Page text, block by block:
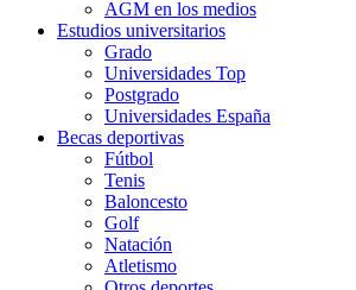
AGM en los medios
Estudios universitarios
Grado
Universidades Top
Postgrado
Universidades España
Becas deportivas
Fútbol
Tenis
Baloncesto
Golf
Natación
Atletismo